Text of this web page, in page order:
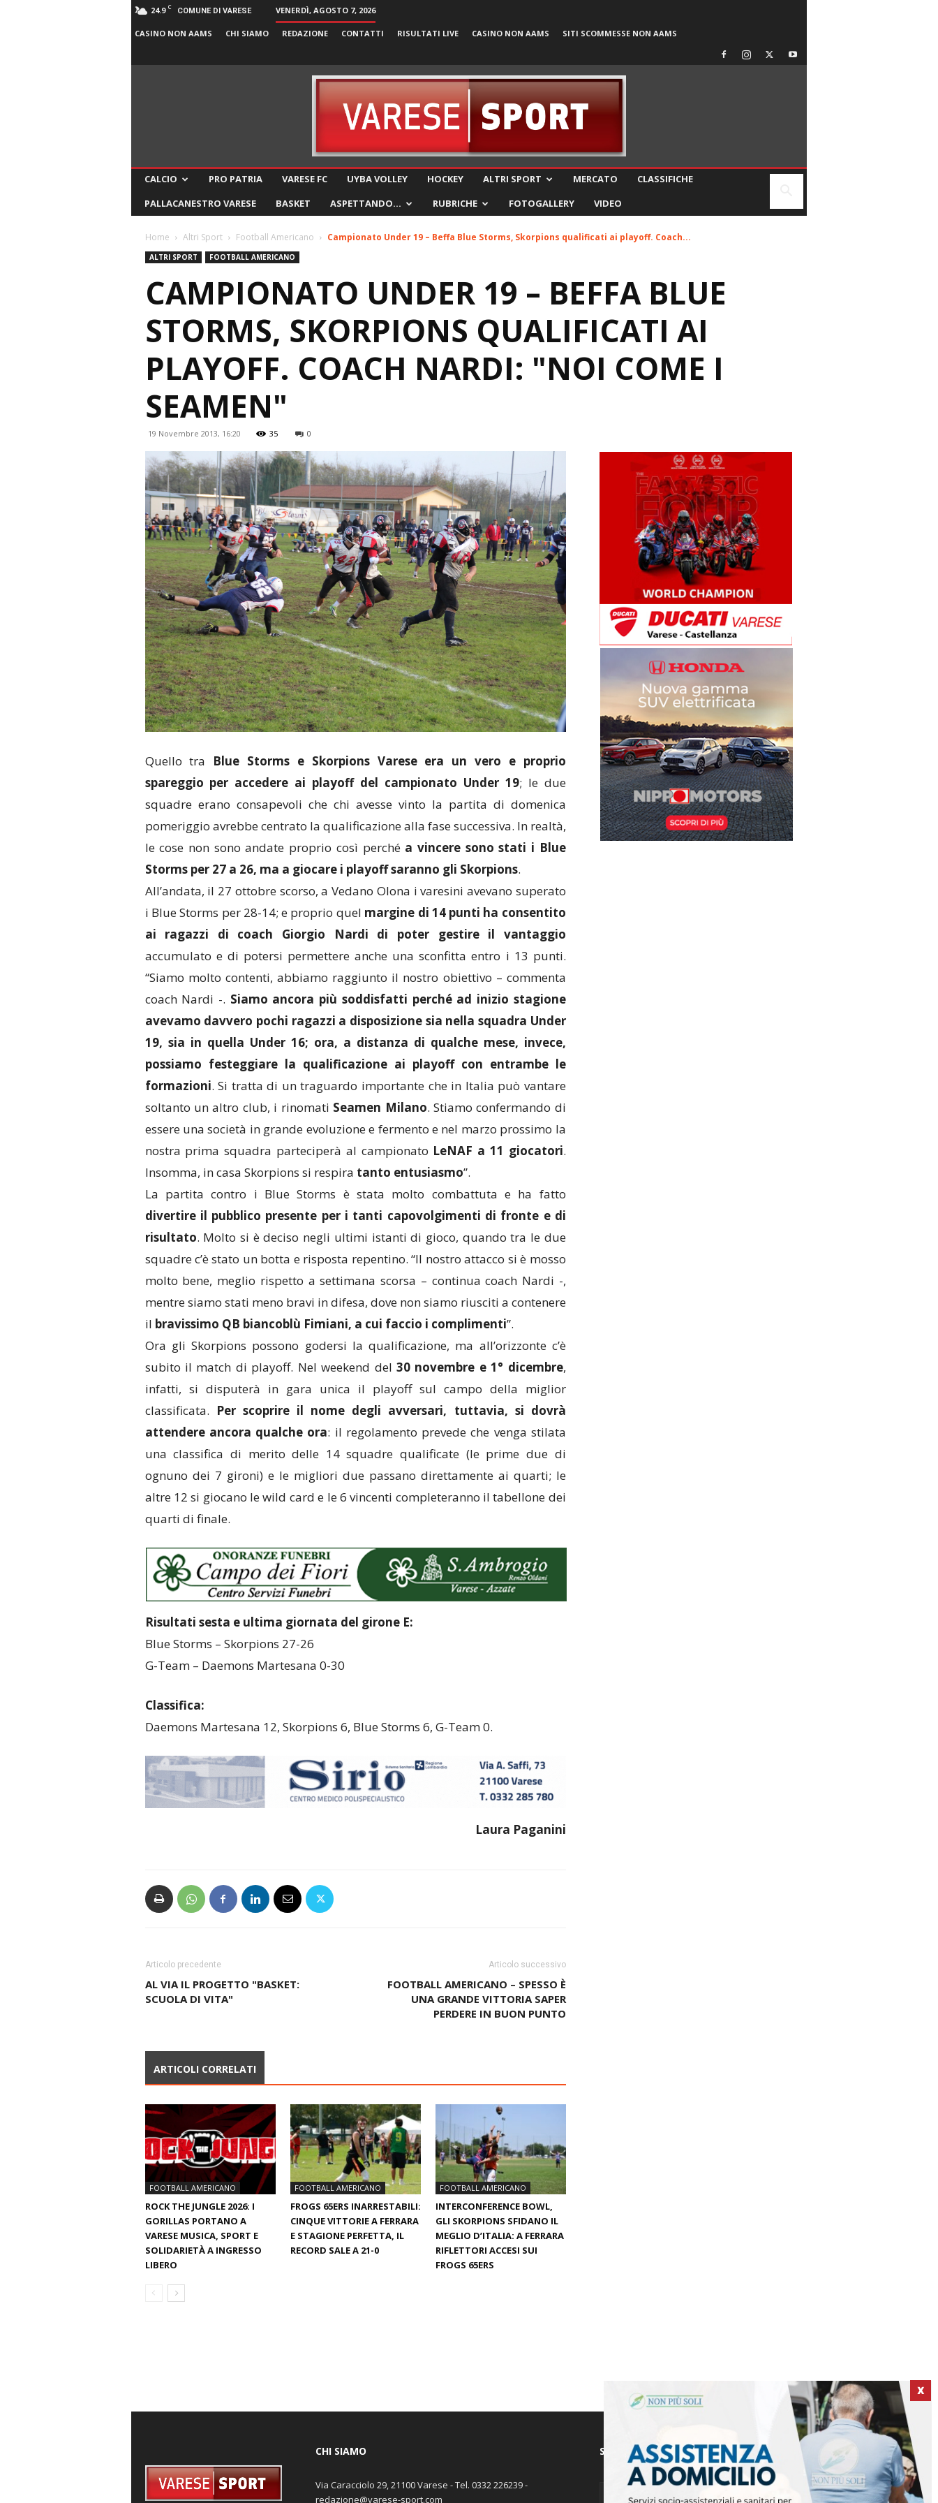
24.9 C COMUNE DI VARESE VENERDÌ, AGOSTO 7, 2026
CASINO NON AAMS CHI SIAMO REDAZIONE CONTATTI RISULTATI LIVE CASINO NON AAMS SITI SCOMMESSE NON AAMS
CALCIO PRO PATRIA VARESE FC UYBA VOLLEY HOCKEY ALTRI SPORT MERCATO
CLASSIFICHE
PALLACANESTRO VARESE
BASKET ASPETTANDO… RUBRICHE FOTOGALLERY VIDEO
Home Altri Sport Football Americano Campionato Under 19 – Beffa Blue Storms, Skorpions qualificati ai playoff. Coach...
ALTRI SPORT FOOTBALL AMERICANO
CAMPIONATO UNDER 19 – BEFFA BLUE
STORMS, SKORPIONS QUALIFICATI AI
PLAYOFF. COACH NARDI: "NOI COME I
SEAMEN"
19 Novembre 2013, 16:20 35 0
Quello tra Blue Storms e Skorpions Varese era un vero e proprio
spareggio per accedere ai playoff del campionato Under 19; le due
squadre erano consapevoli che chi avesse vinto la partita di domenica
pomeriggio avrebbe centrato la qualificazione alla fase successiva. In realtà,
le cose non sono andate proprio così perché a vincere sono stati i Blue
Storms per 27 a 26, ma a giocare i playoff saranno gli Skorpions.
All’andata, il 27 ottobre scorso, a Vedano Olona i varesini avevano superato
i Blue Storms per 28-14; e proprio quel margine di 14 punti ha consentito
ai ragazzi di coach Giorgio Nardi di poter gestire il vantaggio
accumulato e di potersi permettere anche una sconfitta entro i 13 punti.
“Siamo molto contenti, abbiamo raggiunto il nostro obiettivo – commenta
coach Nardi -. Siamo ancora più soddisfatti perché ad inizio stagione
avevamo davvero pochi ragazzi a disposizione sia nella squadra Under
19, sia in quella Under 16; ora, a distanza di qualche mese, invece,
possiamo festeggiare la qualificazione ai playoff con entrambe le
formazioni. Si tratta di un traguardo importante che in Italia può vantare
soltanto un altro club, i rinomati Seamen Milano. Stiamo confermando di
essere una società in grande evoluzione e fermento e nel marzo prossimo la
nostra prima squadra parteciperà al campionato LeNAF a 11 giocatori.
Insomma, in casa Skorpions si respira tanto entusiasmo”.
La partita contro i Blue Storms è stata molto combattuta e ha fatto
divertire il pubblico presente per i tanti capovolgimenti di fronte e di
risultato. Molto si è deciso negli ultimi istanti di gioco, quando tra le due
squadre c’è stato un botta e risposta repentino. “Il nostro attacco si è mosso
molto bene, meglio rispetto a settimana scorsa – continua coach Nardi -,
mentre siamo stati meno bravi in difesa, dove non siamo riusciti a contenere
il bravissimo QB biancoblù Fimiani, a cui faccio i complimenti”.
Ora gli Skorpions possono godersi la qualificazione, ma all’orizzonte c’è
subito il match di playoff. Nel weekend del30 novembre e 1° dicembre,
infatti, si disputerà in gara unica il playoff sul campo della miglior
classificata. Per scoprire il nome degli avversari, tuttavia, si dovrà
attendere ancora qualche ora: il regolamento prevede che venga stilata
una classifica di merito delle 14 squadre qualificate (le prime due di
ognuno dei 7 gironi) e le migliori due passano direttamente ai quarti; le
altre 12 si giocano le wild card e le 6 vincenti completeranno il tabellone dei
quarti di finale.
Risultati sesta e ultima giornata del girone E:
Blue Storms – Skorpions 27-26
G-Team – Daemons Martesana 0-30
Classifica:
Daemons Martesana 12, Skorpions 6, Blue Storms 6, G-Team 0.
Laura Paganini
Articolo precedente
AL VIA IL PROGETTO "BASKET:
SCUOLA DI VITA"
Articolo successivo
FOOTBALL AMERICANO – SPESSO È
UNA GRANDE VITTORIA SAPER
PERDERE IN BUON PUNTO
ARTICOLI CORRELATI
FOOTBALL AMERICANO
ROCK THE JUNGLE 2026: I
GORILLAS PORTANO A
VARESE MUSICA, SPORT E
SOLIDARIETÀ A INGRESSO
LIBERO
FOOTBALL AMERICANO
FROGS 65ERS INARRESTABILI:
CINQUE VITTORIE A FERRARA
E STAGIONE PERFETTA, IL
RECORD SALE A 21-0
FOOTBALL AMERICANO
INTERCONFERENCE BOWL,
GLI SKORPIONS SFIDANO IL
MEGLIO D’ITALIA: A FERRARA
RIFLETTORI ACCESI SUI
FROGS 65ERS
X
CHI SIAMO
Via Caracciolo 29, 21100 Varese - Tel. 0332 226239 -
redazione@varese-sport.com
SEGUICI